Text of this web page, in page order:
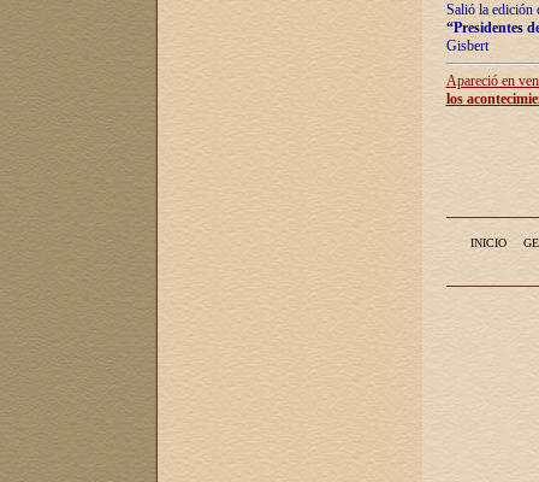
Salió la edición
“Presidentes
Gisbert
Apareció en
los
INICIO